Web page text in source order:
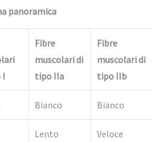
panoramica
I
Fibre
muscolari di
tipo IIa
Fibre
muscolari di
tipo IIb
Bianco Bianco
Lento Veloce